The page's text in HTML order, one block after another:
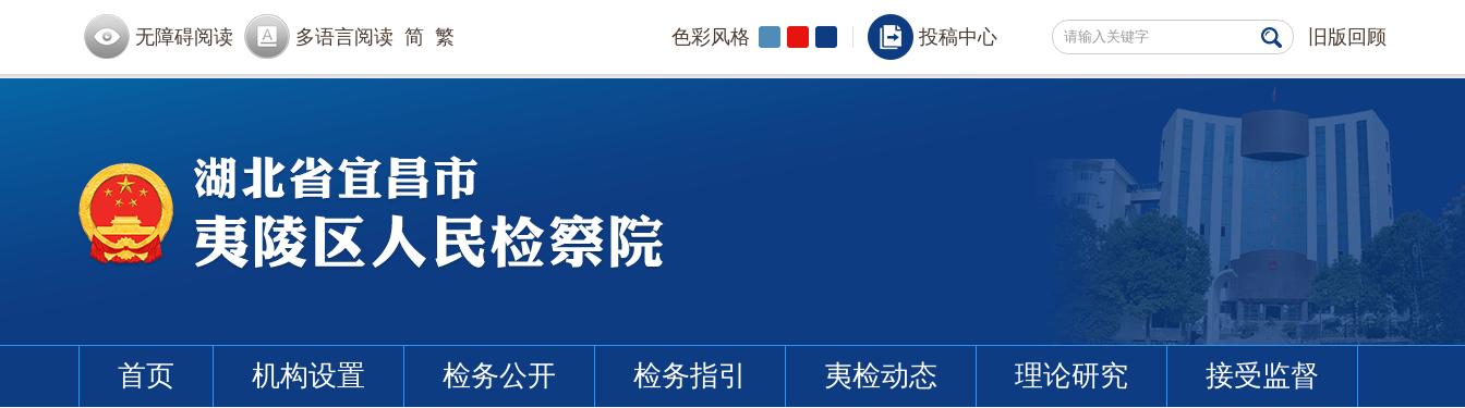
无障碍阅读 多语言阅读 简 繁 色彩风格 投稿中心 旧版回顾
首页 机构设置 检务公开 检务指引 夷检动态 理论研究 接受监督